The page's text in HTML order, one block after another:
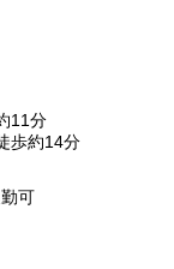
11分
歩約14分
可